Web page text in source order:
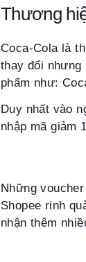
Thương
Coca-Cola là
thay đổi
phẩm như:
Duy nhất vào
nhập mã giảm
Những
Shopee rinh
nhận thêm